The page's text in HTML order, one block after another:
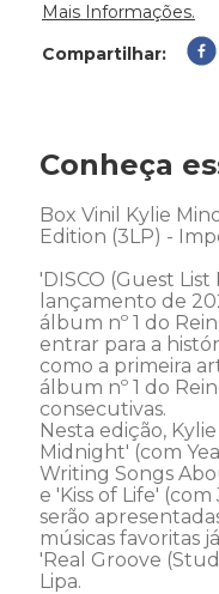
Mais Informações.
Compartilhar
Conheça
Box Vinil Kylie
Edition (3LP) -
'DISCO (Guest
lançamento de
álbum nº 1 do
entrar para a
como a primeira
álbum nº 1 do
consecutivas.
Nesta edição,
Midnight' (com
Writing Songs
e 'Kiss of Life' (com
serão
músicas favoritas
'Real Groove
Lipa.